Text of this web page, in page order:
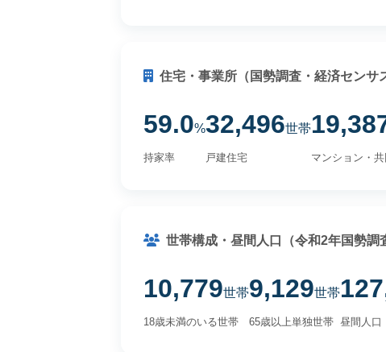
住宅・事業所（国勢調査・経済センサ
59.0%
持家率
32,496世帯
戸建住宅 マンション・
世帯構成・昼間人口（令和2年国勢調
10,779世帯
18歳未満のいる世帯
9,129世帯
65歳以上単独世帯 昼間人口